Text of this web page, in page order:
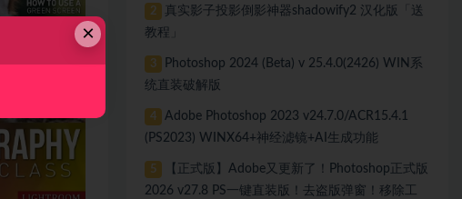
2
真实影子投影倒影神器shadowify2 汉化版「送
教程」
3
Photoshop 2024 (Beta) v 25.4.0(2426) WIN系
统直装破解版
4
Adobe Photoshop 2023 v24.7.0/ACR15.4.1
(PS2023) WINX64+神经滤镜+AI生成功能
5
【正式版】Adobe又更新了！Photoshop正式版
2026 v27.8 PS一键直装版！去盗版弹窗！移除工
×